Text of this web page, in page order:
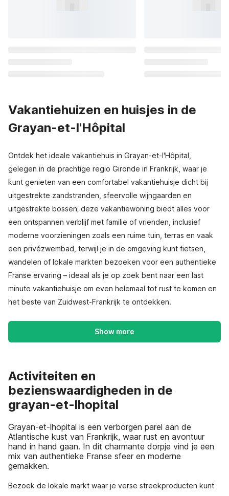
Vakantiehuizen en huisjes in de
Grayan-et-l'Hôpital
Ontdek het ideale vakantiehuis in Grayan-et-l'Hôpital,
gelegen in de prachtige regio Gironde in Frankrijk, waar je
kunt genieten van een comfortabel vakantiehuisje dicht bij
uitgestrekte zandstranden, sfeervolle wijngaarden en
uitgestrekte bossen; deze vakantiewoning biedt alles voor
een ontspannen verblijf met familie of vrienden, inclusief
moderne voorzieningen zoals een ruime tuin, terras en vaak
een privézwembad, terwijl je in de omgeving kunt fietsen,
wandelen of lokale markten bezoeken voor een authentieke
Franse ervaring – ideaal als je op zoek bent naar een last
minute vakantiehuisje om even helemaal tot rust te komen en
het beste van Zuidwest-Frankrijk te ontdekken.
Show more
Activiteiten en
bezienswaardigheden in de
grayan-et-lhopital
Grayan-et-lhopital is een verborgen parel aan de
Atlantische kust van Frankrijk, waar rust en avontuur
hand in hand gaan. In dit charmante dorpje vind je een
mix van authentieke Franse sfeer en moderne
gemakken.
Bezoek de lokale markt waar je verse streekproducten kunt